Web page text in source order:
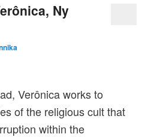
Ny
Verônica works to
of the religious cult that
within the